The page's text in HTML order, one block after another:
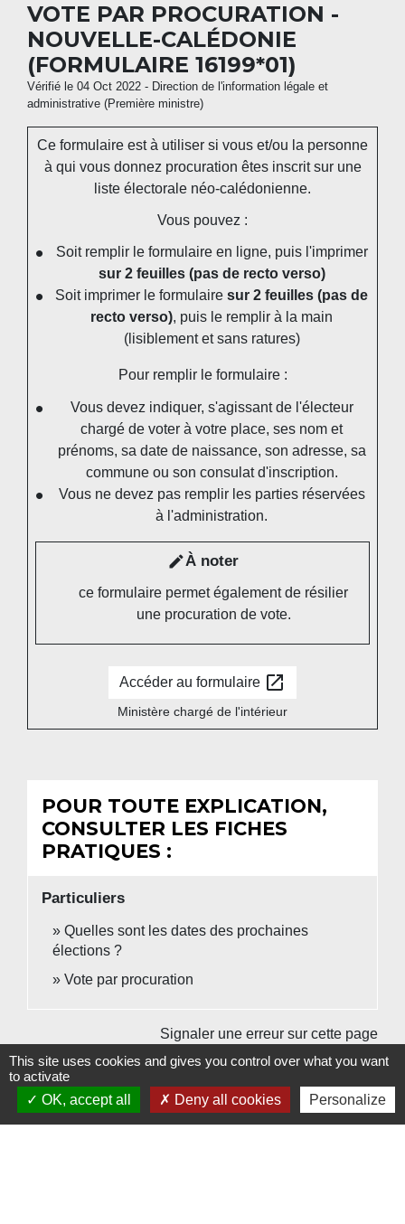
VOTE PAR PROCURATION -
NOUVELLE-CALÉDONIE
(FORMULAIRE 16199*01)
Vérifié le 04 Oct 2022 - Direction de l'information légale et
administrative (Première ministre)
Ce formulaire est à utiliser si vous et/ou la personne
à qui vous donnez procuration êtes inscrit sur une
liste électorale néo-calédonienne.
Vous pouvez :
Soit remplir le formulaire en ligne, puis l'imprimer
sur 2 feuilles(pas de recto verso)
Soit imprimer le formulaire sur 2 feuilles (pas de
recto verso), puis le remplir à la main
(lisiblement et sans ratures)
Pour remplir le formulaire :
Vous devez indiquer, s'agissant de l'électeur
chargé de voter à votre place, ses nom et
prénoms, sa date de naissance, son adresse, sa
commune ou son consulat d'inscription.
Vous ne devez pas remplir les parties réservées
à l'administration.
editÀ noter
ce formulaire permet également de résilier
une procuration de vote.
Accéder au formulaire open_in_new
Ministère chargé de l'intérieur
POUR TOUTE EXPLICATION,
CONSULTER LES FICHES
PRATIQUES :
Particuliers
Quelles sont les dates des prochaines
élections ?
Vote par procuration
Signaler une erreur sur cette page
This site uses cookies and gives you control over what you want
to activate
OK, accept all
Deny all cookies Personalize